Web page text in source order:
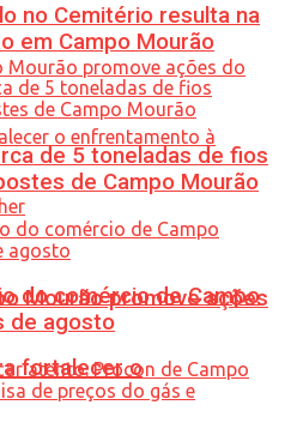
Mourão promove ações
fortalecer o
no Cemitério resulta na
em Campo Mourão
de 5 toneladas de fios
de Campo Mourão
do comércio de Campo
de agosto